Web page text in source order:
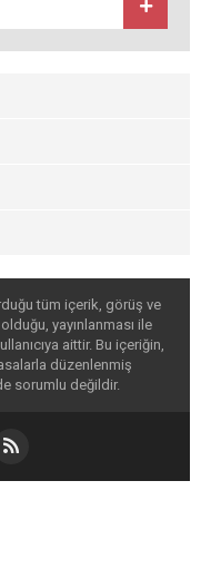
tüm içerik, görüş ve
yayınlanması ile
aittir. Bu içeriğin,
düzenlenmiş
sorumlu değildir.